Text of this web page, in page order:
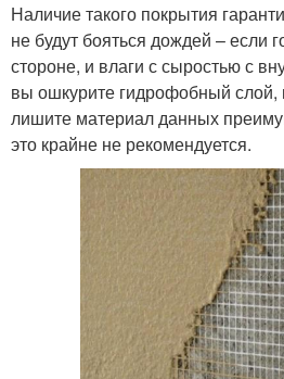
Наличие такого покрытия
не будут бояться дождей – если
стороне, и влаги с сыростью с
вы ошкурите гидрофобный
лишите материал данных
это крайне не рекомендуется.